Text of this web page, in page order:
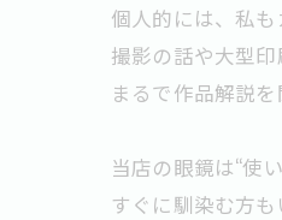
個人的には、私
撮影の話や大型印
まるで作品解説
当店の眼鏡は“使
すぐに馴染む方